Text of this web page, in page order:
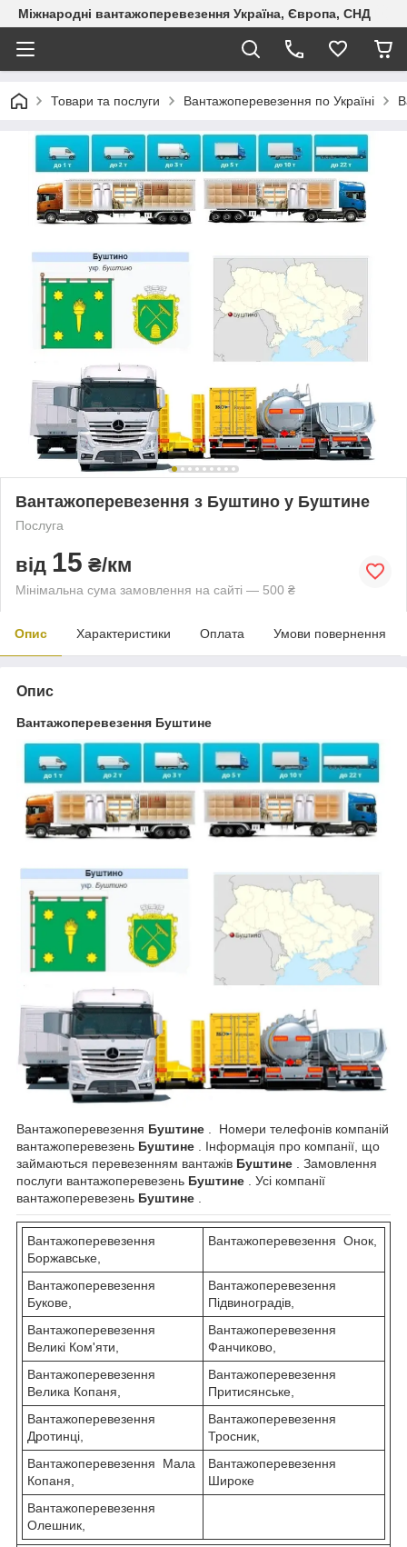
Міжнародні вантажоперевезення Україна, Європа, СНД
Товари та послуги Вантажоперевезення по Україні
Вантажоперевезення з Буштино у Буштине
Послуга
від 15 ₴/км
Мінімальна сума замовлення на сайті — 500 ₴
Опис Характеристики Оплата Умови повернення
Опис
Вантажоперевезення Буштине
Вантажоперевезення Буштине
. Номери телефонів компаній
вантажоперевезень Буштине
. Інформація про компанії, що
займаються перевезенням вантажів Буштине
. Замовлення
послуги вантажоперевезень Буштине
. Усі компанії
вантажоперевезень Буштине
Вантажоперевезення
Боржавське,
Вантажоперевезення Онок,
Вантажоперевезення
Букове,
Вантажоперевезення
Підвиноградів,
Вантажоперевезення
Великі Ком'яти,
Вантажоперевезення
Фанчиково,
Вантажоперевезення
Велика Копаня,
Вантажоперевезення
Притисянське,
Вантажоперевезення
Дротинці,
Вантажоперевезення
Тросник,
Вантажоперевезення Мала
Копаня,
Вантажоперевезення
Широке
Вантажоперевезення
Олешник,